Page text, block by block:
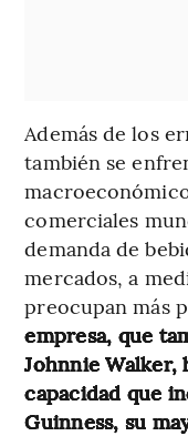
Además de los
también se
comerciales
demanda de
mercados, a
preocupan más
empresa, que
Johnnie
capacidad que
Guinness, su